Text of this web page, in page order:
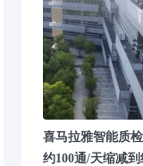
量从
瑞幸咖啡智能质
量质检，日均万通